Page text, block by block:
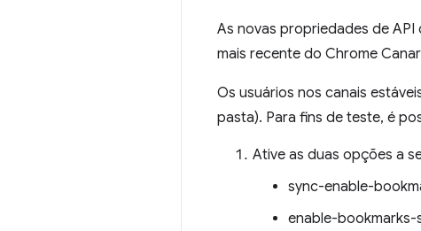
As novas propriedades de API
mais recente do Chrome
Os usuários nos canais
pasta). Para fins de teste, é
Ative as duas opções a
sync-enable-
enable-